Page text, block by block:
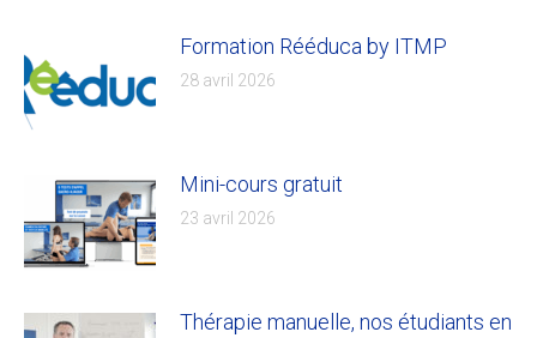
Formation Rééduca by ITMP
28 avril 2026
Mini-cours gratuit
23 avril 2026
Thérapie manuelle, nos étudiants en